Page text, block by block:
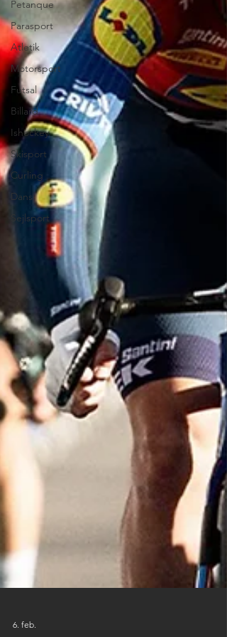
Petanque
Parasport
Atletik
Motorsport
Futsal
Billard
Ishockey
Skisport
Curling
Dans
Sejlsport